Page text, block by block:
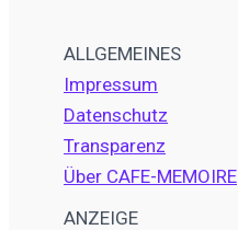
ALLGEMEINES
Impressum
Datenschutz
Transparenz
Über CAFE-MEMOIRE
ANZEIGE